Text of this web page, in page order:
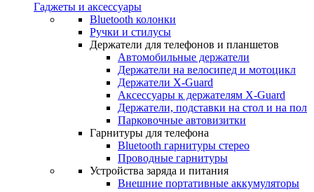
Гаджеты и аксессуары
Bluetooth колонки
Ручки и стилусы
Держатели для телефонов и планшетов
Автомобильные держатели
Держатели на велосипед и мотоцикл
Держатели X-Guard
Аксессуары к держателям X-Guard
Держатели, подставки на стол и на пол
Парковочные автовизитки
Гарнитуры для телефона
Bluetooth гарнитуры стерео
Проводные гарнитуры
Устройства заряда и питания
Внешние портативные аккумуляторы